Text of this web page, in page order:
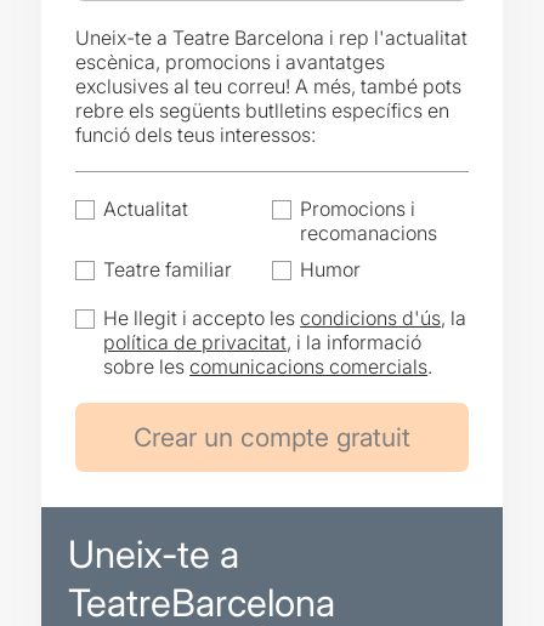
Uneix-te a Teatre Barcelona i rep l'actualitat
escènica, promocions i avantatges
exclusives al teu correu! A més, també pots
rebre els següents butlletins específics en
funció dels teus interessos:
Actualitat
Promocions i
recomanacions
Teatre familiar
Humor
He llegit i accepto lescondicions d'ús, la
política de privacitat, i la informació
sobre lescomunicacions comercials.
Uneix-te a
TeatreBarcelona